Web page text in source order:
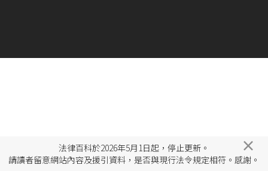
法律百科於2026年5月1日起，停止更新。
請讀者留意網站內容及援引資料，是否與現行法令規定相符。感謝。
×